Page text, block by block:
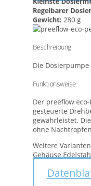
Regelbarer
Gewicht: 280 g
Beschreibung
Die
Funktionsweise
Der preeflow
gesteuerte
gewährleistet.
ohne
Weitere
Gehäuse